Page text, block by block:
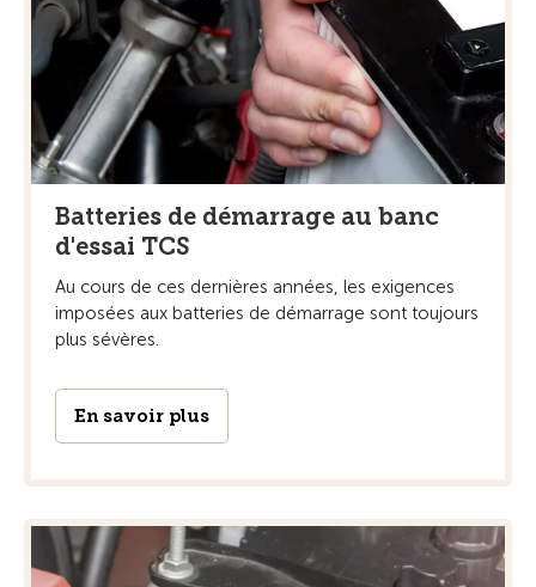
Batteries de démarrage au banc
d'essai TCS
Au cours de ces dernières années, les exigences
imposées aux batteries de démarrage sont toujours
plus sévères.
En savoir plus